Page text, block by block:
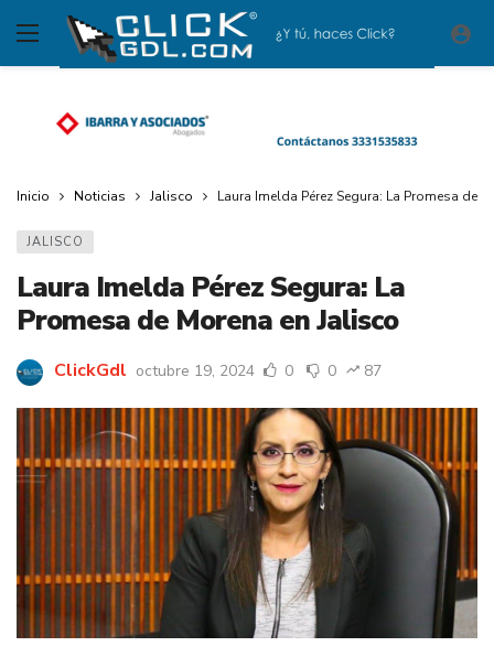
Inicio Noticias Jalisco Laura Imelda Pérez Segura: La Promesa de
JALISCO
Laura Imelda Pérez Segura: La
Promesa de Morena en Jalisco
ClickGdl octubre 19, 2024 0 0 87